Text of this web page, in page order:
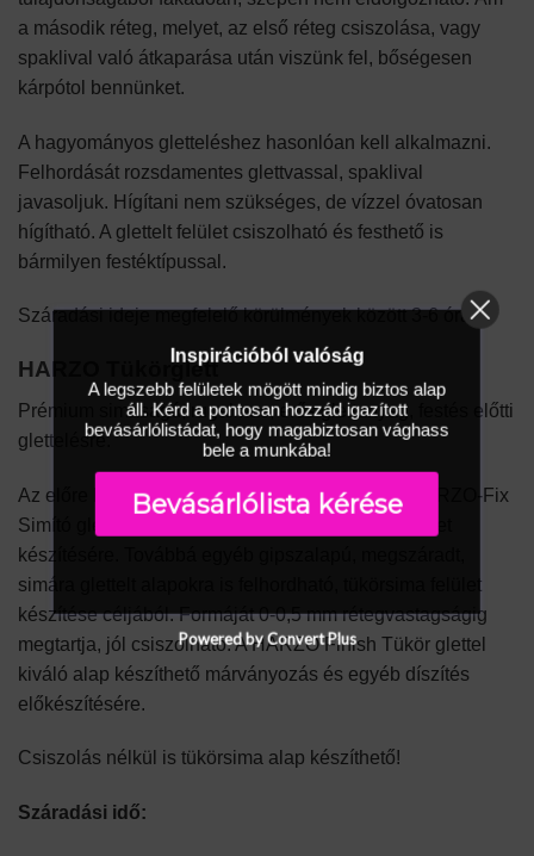
a második réteg, melyet, az első réteg csiszolása, vagy
spaklival való átkaparása után viszünk fel, bőségesen
kárpótol bennünket.
A hagyományos gletteléshez hasonlóan kell alkalmazni.
Felhordását rozsdamentes glettvassal, spaklival
javasoljuk. Hígítani nem szükséges, de vízzel óvatosan
hígítható. A glettelt felület csiszolható és festhető is
bármilyen festéktípussal.
Száradási ideje megfelelő körülmények között 3-6 óra.
HARZO Tükörglett
Prémium simaságú, rugalmas, erős glettanyag, festés előtti
glettelésre.
Az előre kevert vödrös glettanyag beltérben, a HARZO-Fix
Simító glettanyagon alkalmazható tükör sima felület
készítésére. Továbbá egyéb gipszalapú, megszáradt,
simára glettelt alapokra is felhordható, tükörsima felület
készítése céljából. Formáját 0-0,5 mm rétegvastagságig
megtartja, jól csiszolható. A HARZO Finish Tükör glettel
kiváló alap készíthető márványozás és egyéb díszítés
előkészítésére.
​Csiszolás nélkül is tükörsima alap készíthető!
Száradási idő:
Inspirációból valóság
A legszebb felületek mögött mindig biztos alap
áll. Kérd a pontosan hozzád igazított
bevásárlólistádat, hogy magabiztosan vághass
bele a munkába!
Bevásárlólista kérése
Powered by Convert Plus